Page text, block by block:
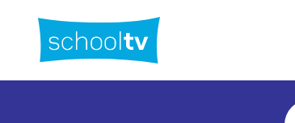
hoofdinhoud